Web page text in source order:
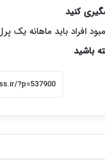
یک پرل 50هزار واحدی ویتامین دی مصرف
باشید